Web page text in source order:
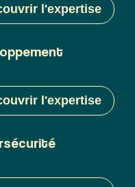
l'expertise
l'expertise